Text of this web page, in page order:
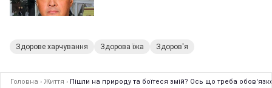
Здорове харчування Здорова їжа Здоров'я
Головна › Життя › Пішли на природу та боїтеся змій? Ось що треба